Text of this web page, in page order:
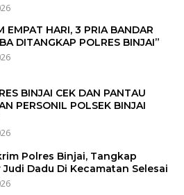
EMPAT HARI, 3 PRIA BANDAR
DITANGKAP POLRES BINJAI”
BINJAI CEK DAN PANTAU
PERSONIL POLSEK BINJAI
Polres Binjai, Tangkap
Judi Dadu Di Kecamatan Selesai